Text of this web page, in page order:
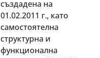
създадена на
01.02.2011 г., като
самостоятелна
структурна и
функционална